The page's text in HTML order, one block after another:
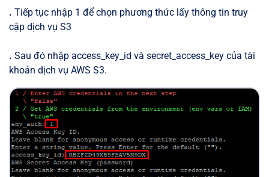
. Tiếp tục nhập 1 để chọn phương thức lấy thông tin truy
cập dịch vụ S3
. Sau đó nhập access_key_id và secret_access_key của tài
khoản dịch vụ AWS S3.